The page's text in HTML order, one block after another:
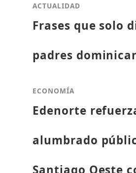
ACTUALIDAD
Frases que solo
padres
ECONOMÍA
Edenorte
alumbrado
Santiago Oeste